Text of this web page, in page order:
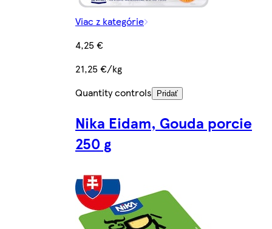
Viac z kategórie
4,25 €
21,25 €/kg
Quantity controls
Pridať
Nika Eidam, Gouda porcie
250 g